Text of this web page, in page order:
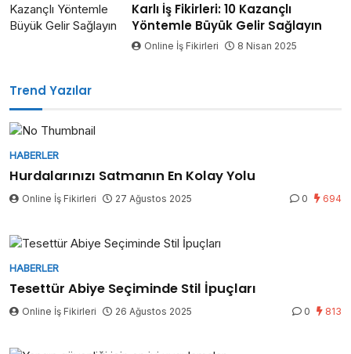
Karlı İş Fikirleri: 10 Kazançlı
Yöntemle Büyük Gelir Sağlayın
Online İş Fikirleri 8 Nisan 2025
Trend Yazılar
HABERLER
Hurdalarınızı Satmanın En Kolay Yolu
Online İş Fikirleri 27 Ağustos 2025 0 694
HABERLER
Tesettür Abiye Seçiminde Stil İpuçları
Online İş Fikirleri 26 Ağustos 2025 0 813